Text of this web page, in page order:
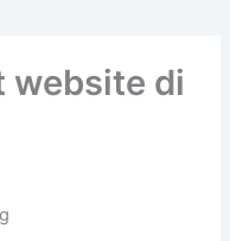
website di